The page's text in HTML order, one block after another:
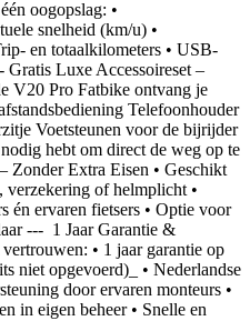
oogopslag: •
snelheid (km/u) •
en totaalkilometers • USB-
Gratis Luxe Accessoireset –
V20 Pro Fatbike ontvang je
Telefoonhouder
Voetsteunen voor de bijrijder
hebt om direct de weg op te
Zonder Extra Eisen • Geschikt
of helmplicht •
én ervaren fietsers • Optie voor
--- ️ 1 Jaar Garantie &
• 1 jaar garantie op
niet opgevoerd)_ • Nederlandse
door ervaren monteurs •
in eigen beheer • Snelle en